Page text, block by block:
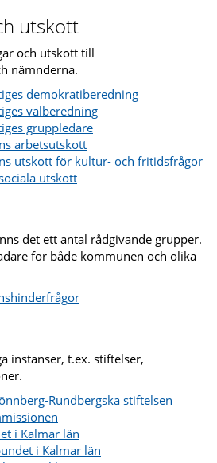
utskott
och utskott till
nämnderna.
demokratiberedning
valberedning
gruppledare
arbetsutskott
utskott för kultur- och fritidsfrågor
utskott
det ett antal rådgivande grupper.
för både kommunen och olika
instanser, t.ex. stiftelser,
Rundbergska stiftelsen
i Kalmar län
i Kalmar län